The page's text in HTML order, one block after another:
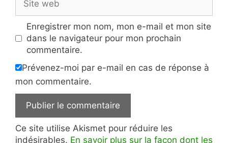
web
Enregistrer mon nom, mon e-mail et mon site
dans le navigateur pour mon prochain
commentaire.
Prévenez-moi par e-mail en cas de réponse à
mon commentaire.
Ce site utilise Akismet pour réduire les
indésirables. En savoir plus sur la façon dont les